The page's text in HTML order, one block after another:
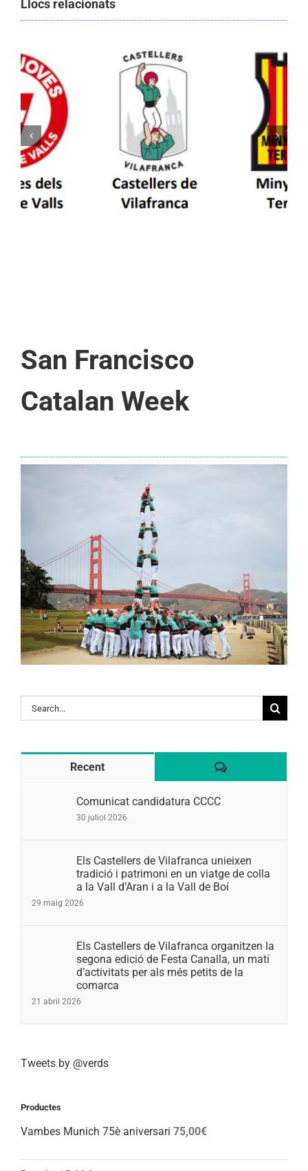
Llocs relacionats
Els Castellers de Vilafranca unieixen tradició i
patrimoni en un viatge de colla a la Vall
d’Aran i a la Vall de Boí
San Francisco
Catalan Week
Search
for:
Recent Comentaris
Comunicat candidatura CCCC
30 juliol 2026
Els Castellers de Vilafranca unieixen
tradició i patrimoni en un viatge de colla
a la Vall d’Aran i a la Vall de Boí
29 maig 2026
Els Castellers de Vilafranca organitzen la
segona edició de Festa Canalla, un matí
d’activitats per als més petits de la
comarca
21 abril 2026
Tweets by @verds
Productes
Vambes Munich 75è aniversari 75,00€